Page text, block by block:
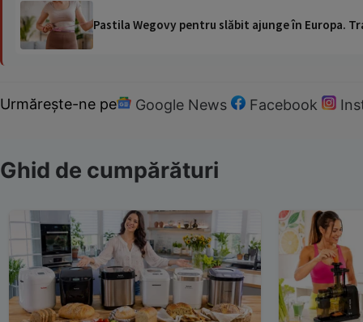
Pastila Wegovy pentru slăbit ajunge în Europa.
Urmărește-ne pe Google News Facebook
Ghid de cumpărături